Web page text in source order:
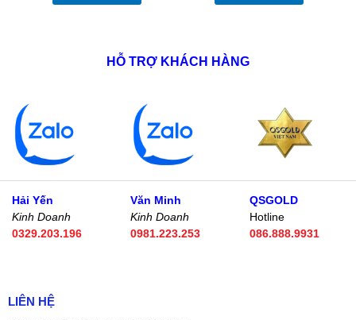
HỖ TRỢ KHÁCH HÀNG
Hải Yến
Kinh Doanh
0329.203.196
Văn Minh
Kinh Doanh
0981.223.253
QSGOLD
Hotline
086.888.9931
LIÊN HỆ